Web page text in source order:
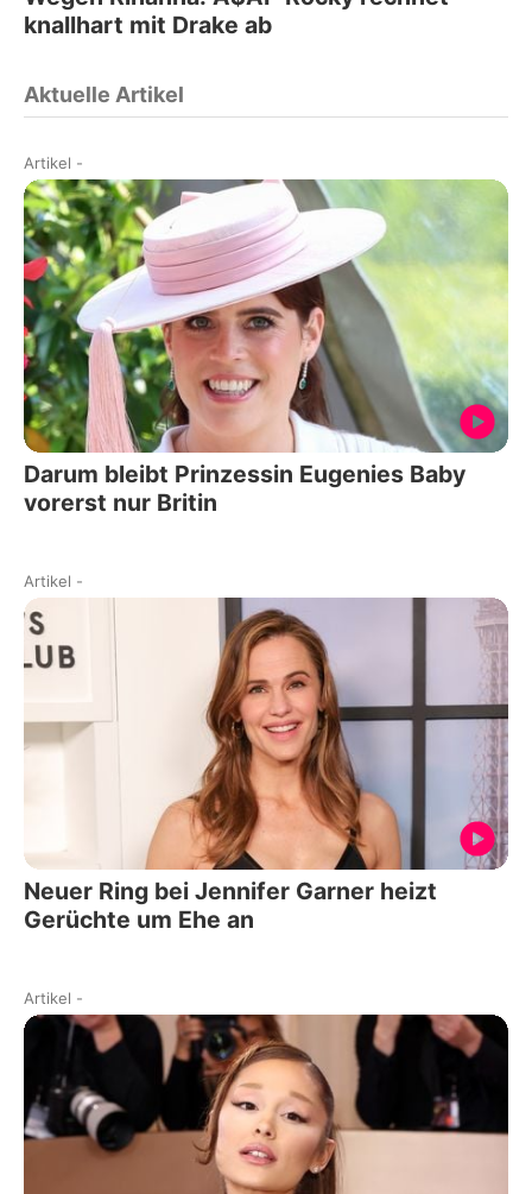
knallhart mit Drake ab
Aktuelle Artikel
Artikel -
Darum bleibt Prinzessin Eugenies Baby
vorerst nur Britin
Artikel -
Neuer Ring bei Jennifer Garner heizt
Gerüchte um Ehe an
Artikel -